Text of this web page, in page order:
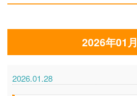
2026年01月
2026.01.28